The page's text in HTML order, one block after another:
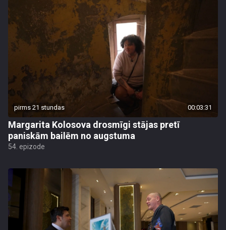
pirms 21 stundas 00:03:31
Margarita Kolosova drosmīgi stājas pretī
paniskām bailēm no augstuma
54. epizode